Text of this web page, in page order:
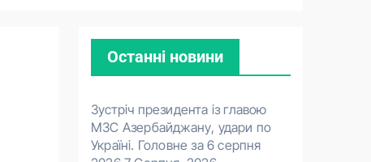
Останні новини
Зустріч президента із главою
МЗС Азербайджану, удари по
Україні. Головне за 6 серпня